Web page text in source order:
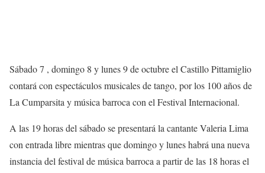
Sábado 7 , domingo 8 y lunes 9 de octubre el Castillo Pittamiglio
contará con espectáculos musicales de tango, por los 100 años de
La Cumparsita y música barroca con el Festival Internacional.
A las 19 horas del sábado se presentará la cantante Valeria Lima
con entrada libre mientras que domingo y lunes habrá una nueva
instancia del festival de música barroca a partir de las 18 horas el